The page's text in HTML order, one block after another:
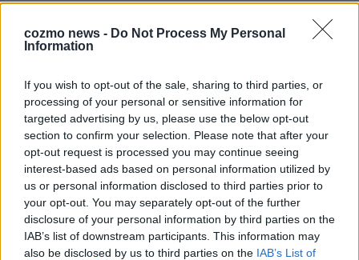
cozmo news - Do Not Process My Personal
Information
If you wish to opt-out of the sale, sharing to third parties, or
processing of your personal or sensitive information for
targeted advertising by us, please use the below opt-out
section to confirm your selection. Please note that after your
opt-out request is processed you may continue seeing
interest-based ads based on personal information utilized by
us or personal information disclosed to third parties prior to
your opt-out. You may separately opt-out of the further
disclosure of your personal information by third parties on the
IAB’s list of downstream participants. This information may
also be disclosed by us to third parties on the IAB’s List of
DARA gewinnt verdient, Israel beunruhigend –
unser Kommentar zum ESC 2026
Mai 2026
KOMMENTAR
ESC-Finale morgen: Finnland Favorit, Australien
aufgestiegen – alle 25 Acts im Kurzcheck
Mai 2026